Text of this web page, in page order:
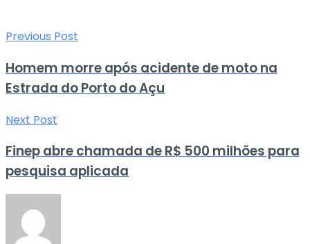
Previous Post
Homem morre após acidente de moto na
Estrada do Porto do Açu
Next Post
Finep abre chamada de R$ 500 milhões para
pesquisa aplicada